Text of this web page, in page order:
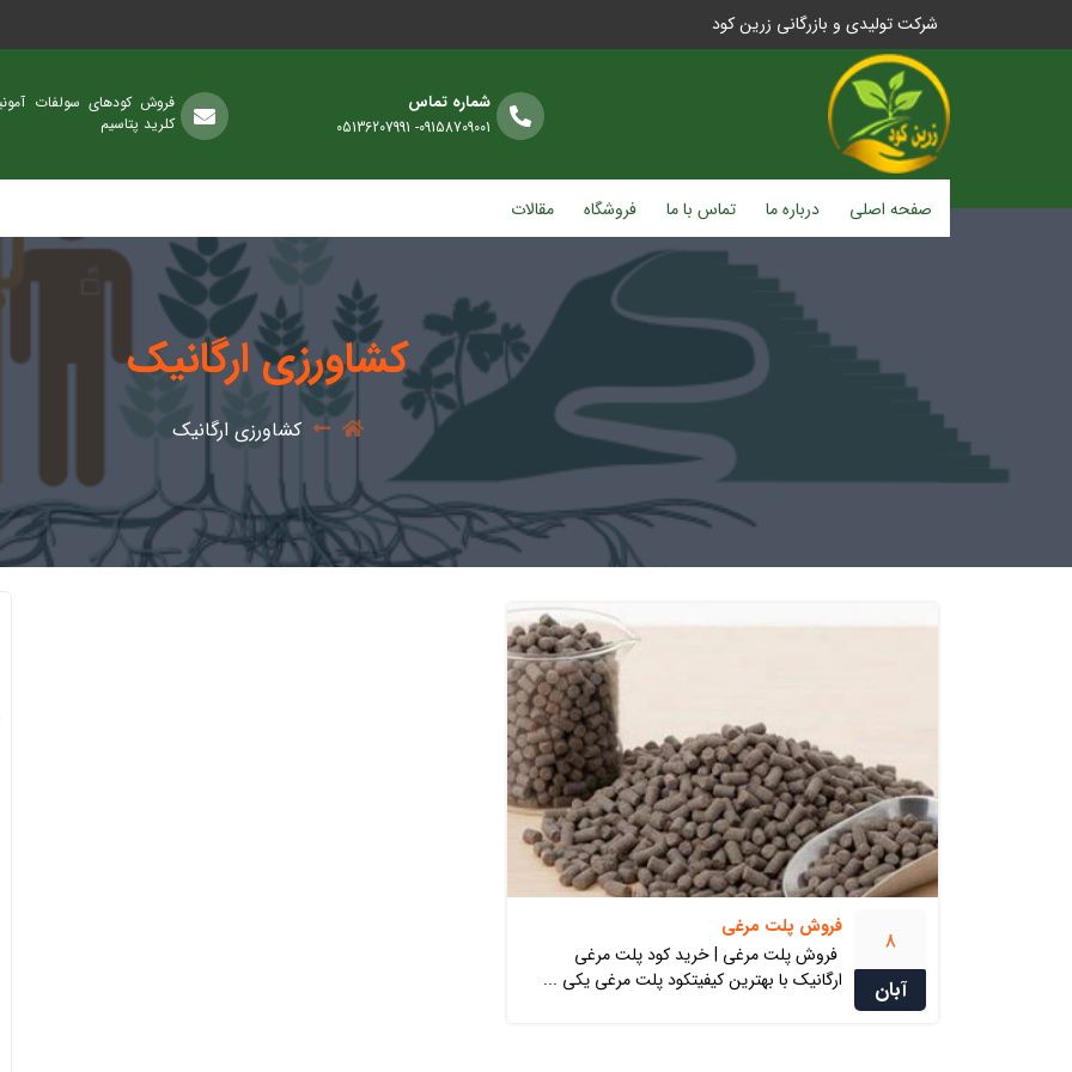
شرکت تولیدی و بازرگانی زرین کود
شماره تماس
09158709001- 05136207991
فروش کودهای سولفات
کلرید پتاسیم
صفحه اصلی درباره ما تماس با ما فروشگاه مقالات
کشاورزی ارگانیک
کشاورزی ارگانیک
8
آبان
فروش پلت مرغی
فروش پلت مرغی | خرید کود پلت مرغی
ارگانیک با بهترین کیفیتکود پلت مرغی یکی ...